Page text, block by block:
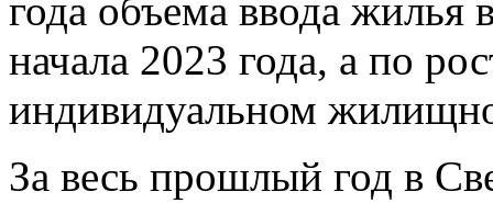
года объема ввода жилья
начала 2023 года, а по
индивидуальном
За весь прошлый год в